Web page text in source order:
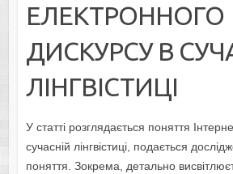
ЕЛЕКТРОННОГО
ДИСКУРСУ В
ЛІНГВІСТИЦІ
У статті розглядається поняття
сучасній лінгвістиці, подається
поняття. Зокрема, детально